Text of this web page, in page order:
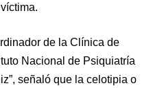
de la Clínica de
Nacional de Psiquiatría
señaló que la celotipia o